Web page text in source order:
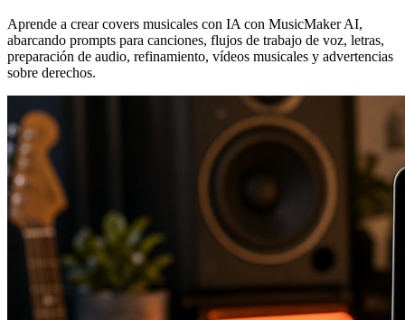
Aprende a crear covers musicales con IA con MusicMaker AI,
abarcando prompts para canciones, flujos de trabajo de voz, letras,
preparación de audio, refinamiento, vídeos musicales y advertencias
sobre derechos.